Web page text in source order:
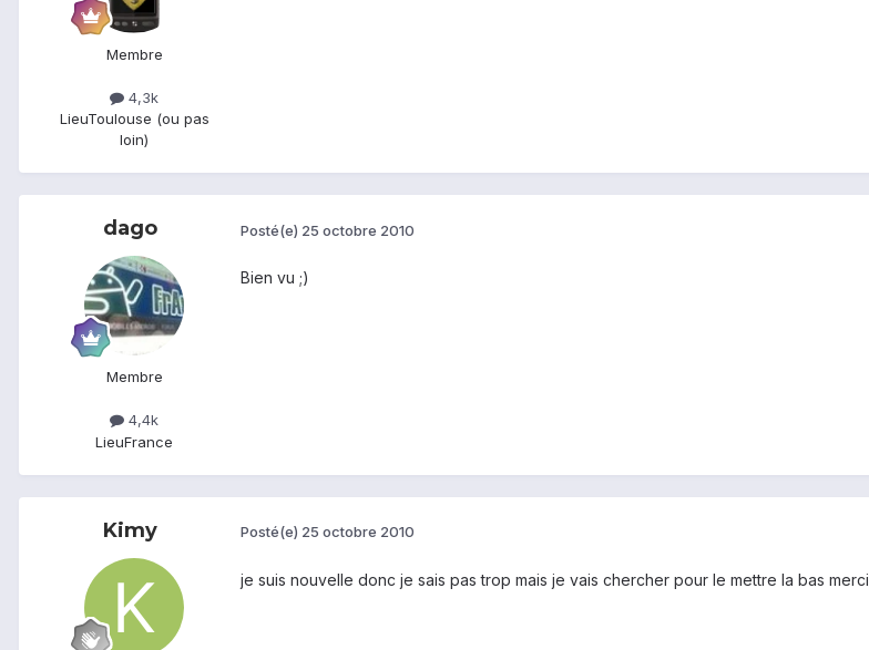
Membre
4,3k
LieuToulouse (ou pas
loin)
dago
Membre
4,4k
LieuFrance
Posté(e) 25 octobre 2010
Bien vu ;)
Kimy Posté(e) 25 octobre 2010
je suis nouvelle donc je sais pas trop mais je vais chercher pour le mettre la bas merci